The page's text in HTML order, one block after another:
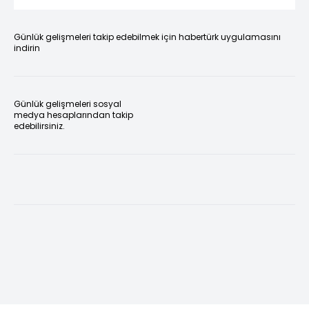
Günlük gelişmeleri takip edebilmek için habertürk uygulamasını
indirin
Günlük gelişmeleri sosyal
medya hesaplarından takip
edebilirsiniz.